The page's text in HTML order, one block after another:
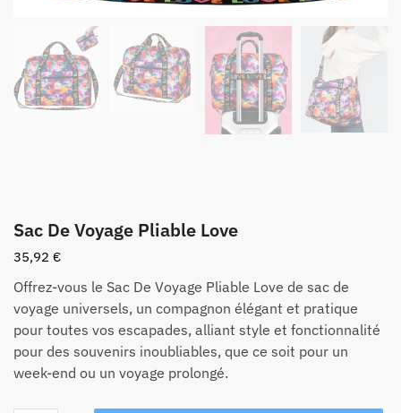
Sac De Voyage Pliable Love
35,92 €
Offrez-vous le Sac De Voyage Pliable Love de sac de
voyage universels, un compagnon élégant et pratique
pour toutes vos escapades, alliant style et fonctionnalité
pour des souvenirs inoubliables, que ce soit pour un
week-end ou un voyage prolongé.